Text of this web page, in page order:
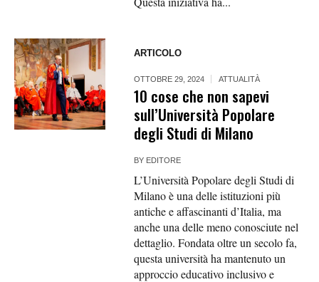
ARTICOLO
OTTOBRE 29, 2024 ATTUALITÀ
10 cose che non sapevi
sull’Università Popolare
degli Studi di Milano
BY EDITORE
L’Università Popolare degli Studi di
Milano è una delle istituzioni più
antiche e affascinanti d’Italia, ma
anche una delle meno conosciute nel
dettaglio. Fondata oltre un secolo fa,
questa università ha mantenuto un
approccio educativo inclusivo e